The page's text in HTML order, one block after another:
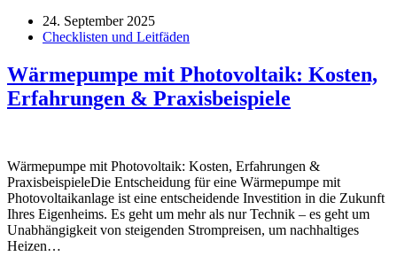
24. September 2025
Checklisten und Leitfäden
Wärmepumpe mit Photovoltaik: Kosten,
Erfahrungen & Praxisbeispiele
Wärmepumpe mit Photovoltaik: Kosten, Erfahrungen &
PraxisbeispieleDie Entscheidung für eine Wärmepumpe mit
Photovoltaikanlage ist eine entscheidende Investition in die Zukunft
Ihres Eigenheims. Es geht um mehr als nur Technik – es geht um
Unabhängigkeit von steigenden Strompreisen, um nachhaltiges
Heizen…